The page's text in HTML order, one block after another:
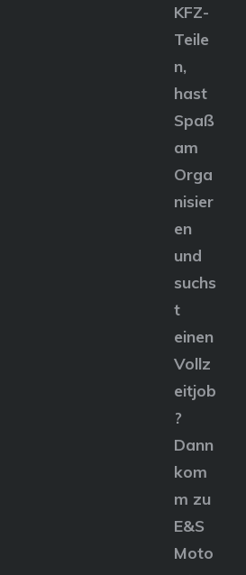
KFZ-
Teile
n,
hast
Spaß
am
Orga
nisier
en
und
suchs
t
einen
Vollz
eitjob
?
Dann
kom
m zu
E&S
Moto